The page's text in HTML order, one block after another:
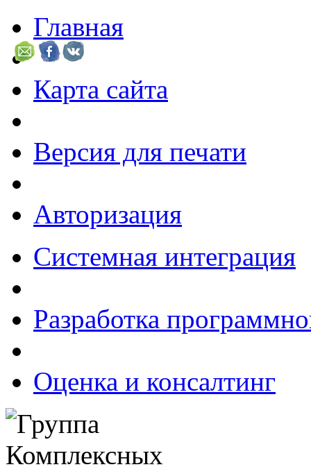
Главная
Карта сайта
Версия для печати
Авторизация
Системная интеграция
Разработка
Оценка и консалтинг